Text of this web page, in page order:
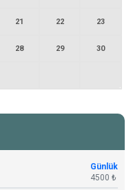
21 22 23
28 29 30
Günlük
4500 ₺